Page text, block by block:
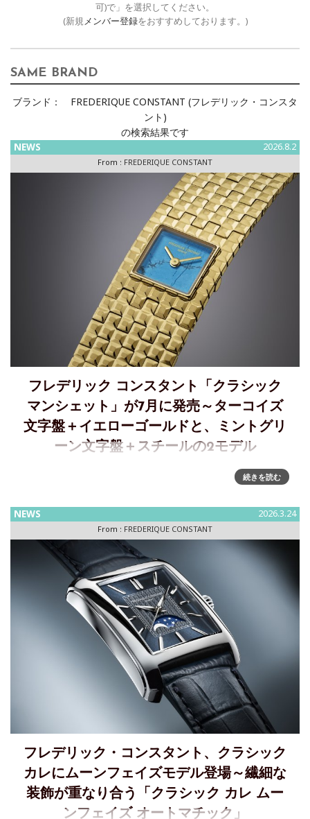
可)で」を選択してください。
(新規メンバー登録をおすすめしております。)
SAME BRAND
ブランド：
FREDERIQUE CONSTANT (フレデリック・コンスタ
ント)
の検索結果です
NEWS 2026.8.2
From : FREDERIQUE CONSTANT
フレデリック コンスタント「クラシック
マンシェット」が7月に発売～ターコイズ
文字盤＋イエローゴールドと、ミントグリ
ーン文字盤＋スチールの2モデル
時を告げるブレスレット「クラシック マンシェット」～ター
コイズ文字盤＆イエローゴールド・ミントグリーン文字盤＆
なカフウォッチの決定版として登場した「クラシック マンシ
続きを読む
NEWS 2026.3.24
From : FREDERIQUE CONSTANT
フレデリック・コンスタント、クラシック
カレにムーンフェイズモデル登場～繊細な
装飾が重なり合う「クラシック カレ ムー
ンフェイズ オートマチック」